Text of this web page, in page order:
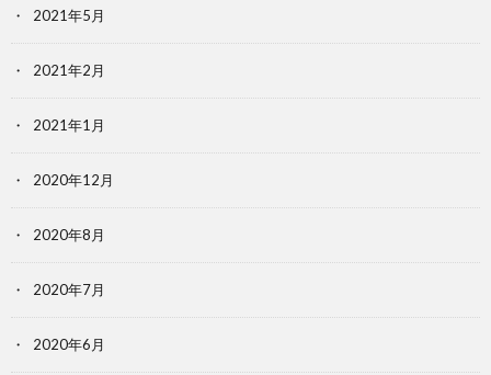
2021年5月
2021年2月
2021年1月
2020年12月
2020年8月
2020年7月
2020年6月